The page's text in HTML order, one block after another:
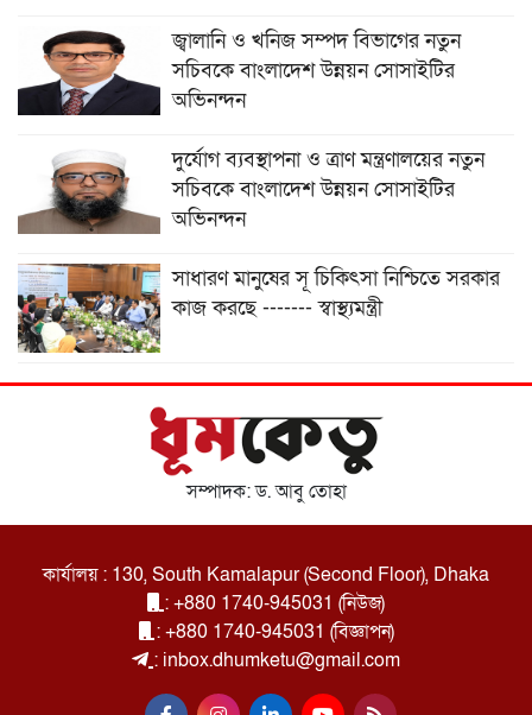
জ্বালানি ও খনিজ সম্পদ বিভাগের নতুন
সচিবকে বাংলাদেশ উন্নয়ন সোসাইটির
অভিনন্দন
দুর্যোগ ব্যবস্থাপনা ও ত্রাণ মন্ত্রণালয়ের নতুন
সচিবকে বাংলাদেশ উন্নয়ন সোসাইটির
অভিনন্দন
সাধারণ মানুষের সূ চিকিৎসা নিশ্চিতে সরকার
কাজ করছে ------- স্বাস্থ্যমন্ত্রী
সম্পাদক: ড. আবু তোহা
কার্যালয় : 130, South Kamalapur (Second Floor), Dhaka
: +880 1740-945031 (নিউজ)
: +880 1740-945031 (বিজ্ঞাপন)
: inbox.dhumketu@gmail.com